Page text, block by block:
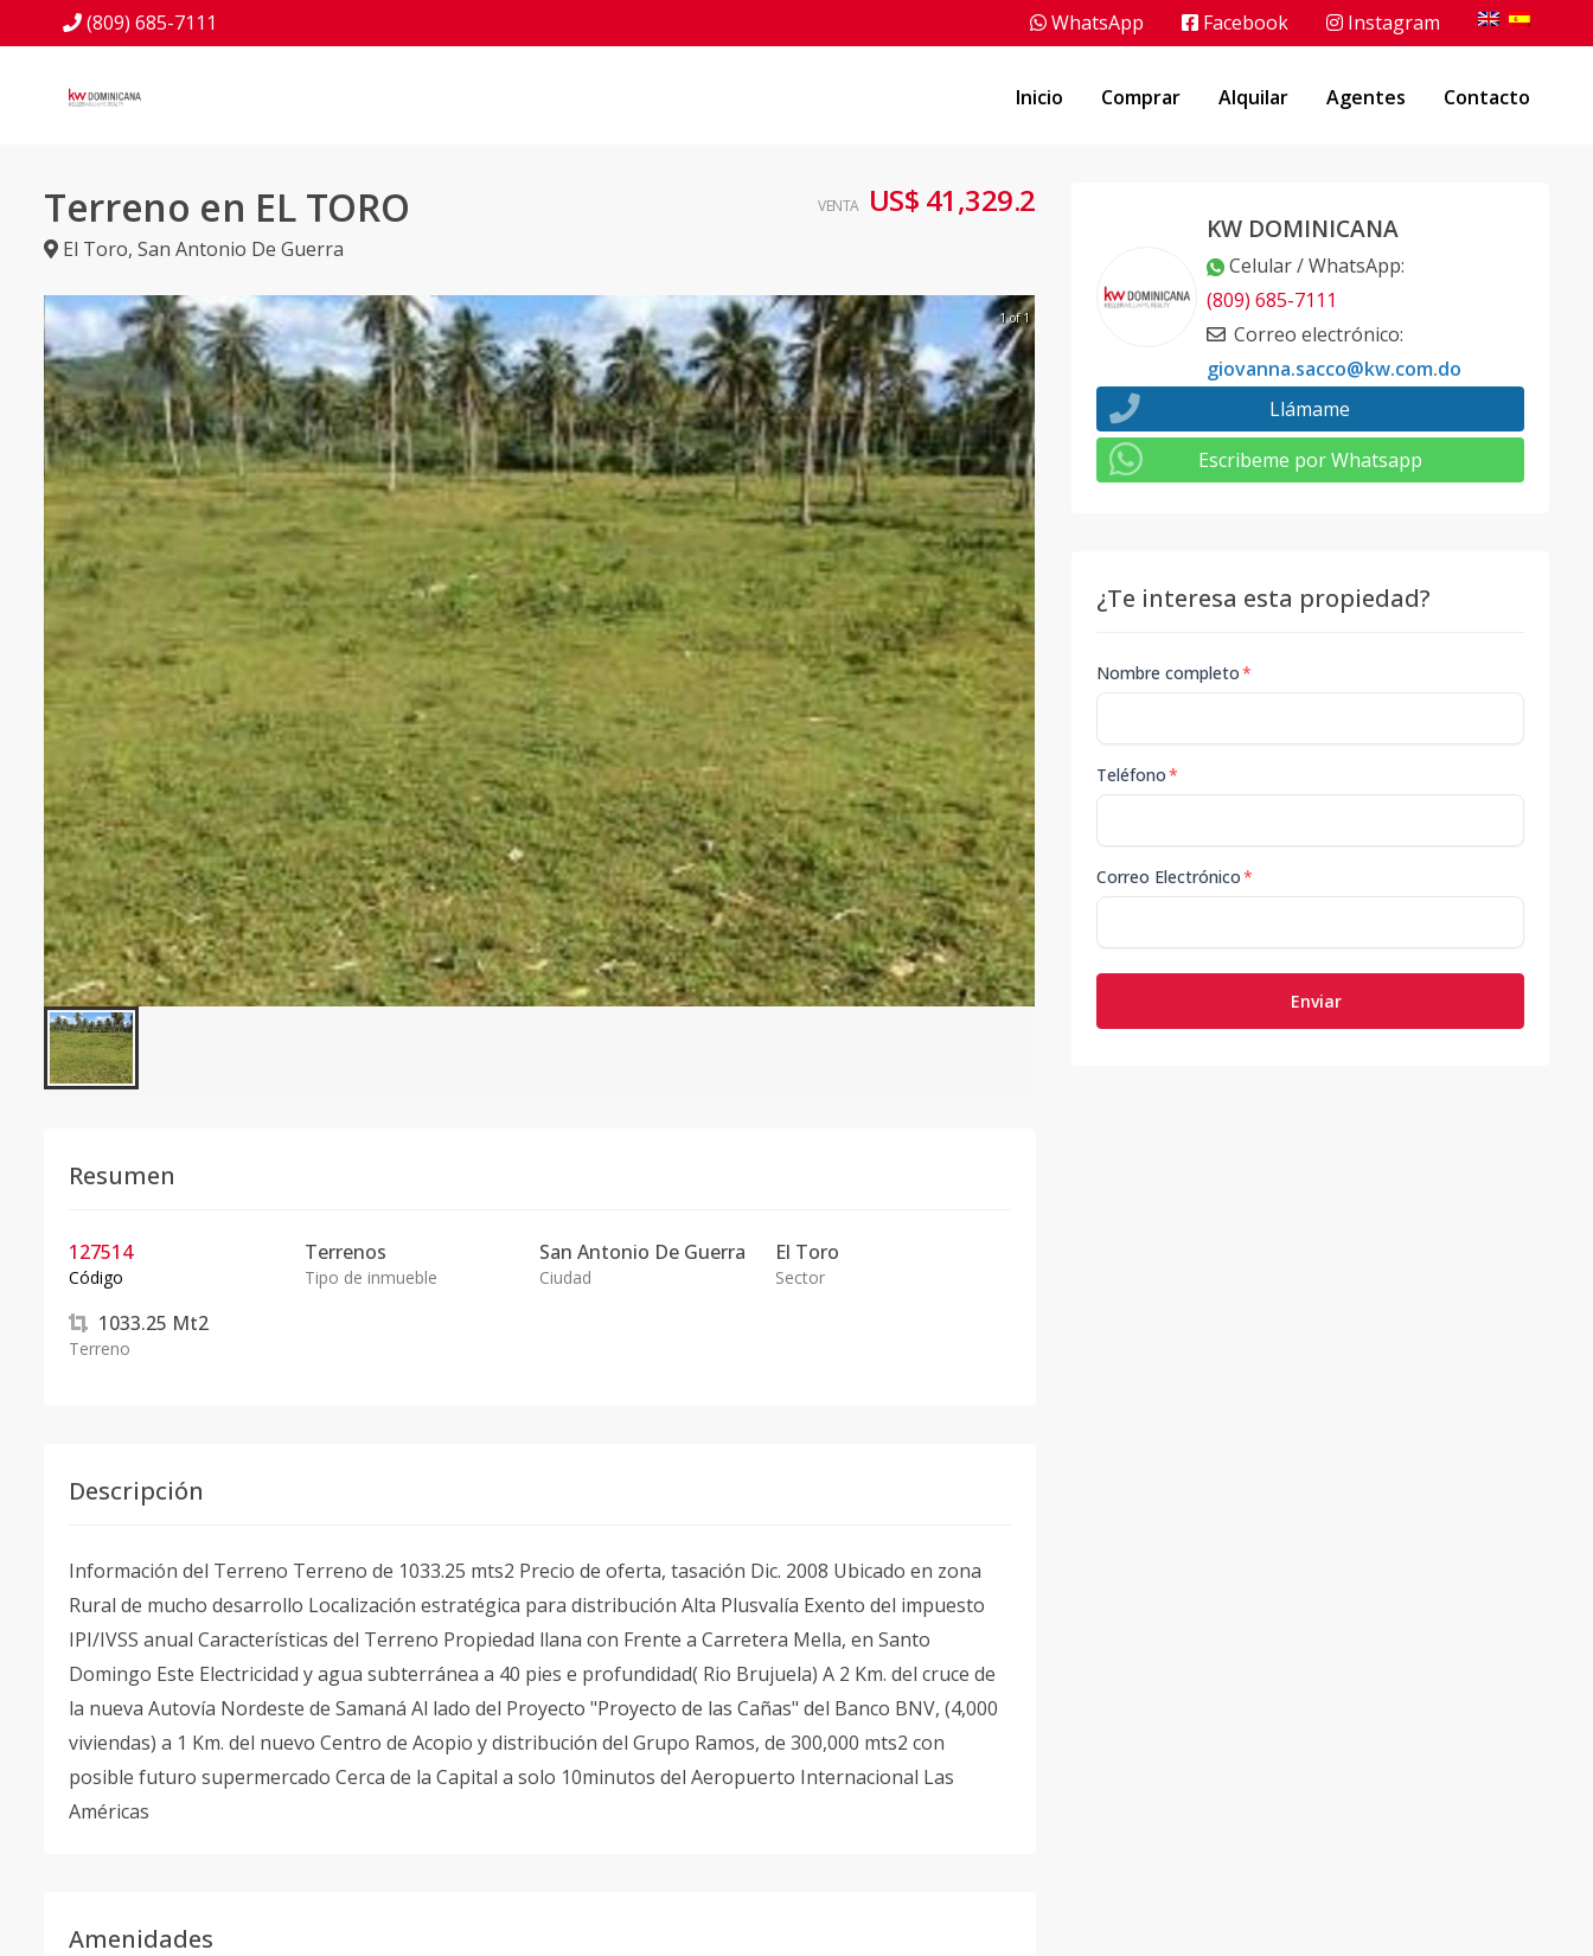
(809) 685-7111 WhatsApp Facebook Instagram
Inicio Comprar Alquilar Agentes Contacto
Terreno en EL TORO
El Toro, San Antonio De Guerra
VENTA US$ 41,329.2
1 of 1
Resumen
127514
Código
Terrenos
Tipo de inmueble
San Antonio De Guerra
Ciudad
El Toro
Sector
1033.25 Mt2
Terreno
Descripción
Información del Terreno Terreno de 1033.25 mts2 Precio de oferta, tasación Dic. 2008 Ubicado en zona
Rural de mucho desarrollo Localización estratégica para distribución Alta Plusvalía Exento del impuesto
IPI/IVSS anual Características del Terreno Propiedad llana con Frente a Carretera Mella, en Santo
Domingo Este Electricidad y agua subterránea a 40 pies e profundidad( Rio Brujuela) A 2 Km. del cruce de
la nueva Autovía Nordeste de Samaná Al lado del Proyecto "Proyecto de las Cañas" del Banco BNV, (4,000
viviendas) a 1 Km. del nuevo Centro de Acopio y distribución del Grupo Ramos, de 300,000 mts2 con
posible futuro supermercado Cerca de la Capital a solo 10minutos del Aeropuerto Internacional Las
Américas
Amenidades
KW DOMINICANA
Celular / WhatsApp:
(809) 685-7111
Correo electrónico:
giovanna.sacco@kw.com.do
Llámame
Escribeme por Whatsapp
¿Te interesa esta propiedad?
Nombre completo*
Teléfono*
Correo Electrónico*
Enviar